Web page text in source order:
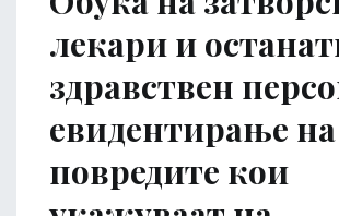
лекари и
здравствен
евидентирање на
повредите кои